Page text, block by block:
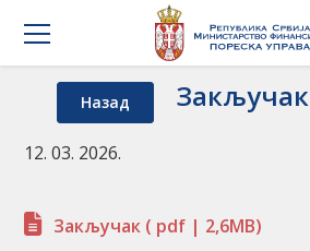
Назад Закључак
12. 03. 2026.
Закључак ( pdf | 2,6MB)